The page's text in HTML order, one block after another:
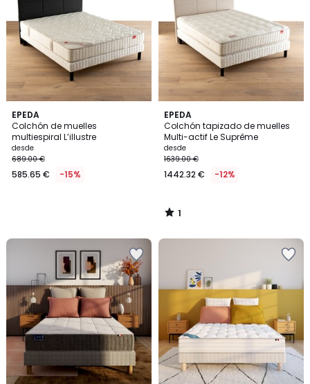
EPEDA
Colchón de muelles
multiespiral L’illustre
desde
689.00 €
585.65 € -15%
EPEDA
Colchón tapizado de muelles
Multi-actif Le Suprême
desde
1639.00 €
1442.32 € -12%
1
/
5
1
/